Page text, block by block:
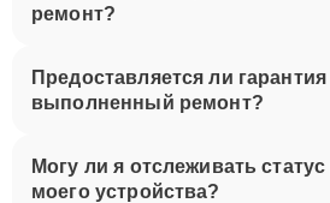
ремонт?
Предоставляется ли гарантия
выполненный ремонт?
Могу ли я отслеживать
моего устройства?